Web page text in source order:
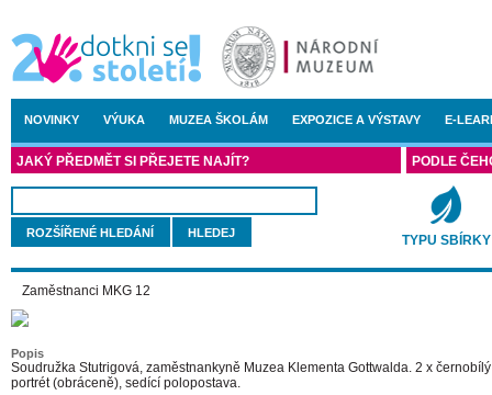
NOVINKY VÝUKA MUZEA ŠKOLÁM EXPOZICE A VÝSTAVY E-
JAKÝ PŘEDMĚT SI PŘEJETE NAJÍT?
ROZŠÍŘENÉ HLEDÁNÍ
PODLE
TYPU SBÍRKY
Zaměstnanci MKG 12
Popis
Soudružka Stutrigová, zaměstnankyně Muzea Klementa Gottwalda. 2 x černobílý
portrét (obráceně), sedící polopostava.